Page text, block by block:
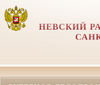
НЕВСКИЙ